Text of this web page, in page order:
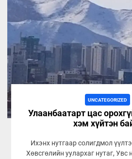
UNCATEGORIZED
Улаанбаатарт цас
хэм хүйтэн
Ихэнх нутгаар солигдмол
Хөвсгөлийн уулархаг нутаг, Увс